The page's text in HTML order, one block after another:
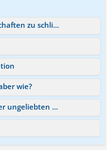
Nicht in der Lage, Freundschaften zu schließen
wie?
Endlich mit 51 J raus aus der ungeliebten Einsamkeit